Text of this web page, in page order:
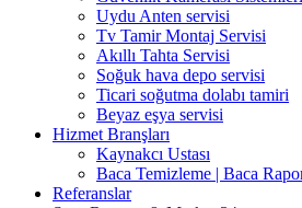
Uydu Anten servisi
Tv Tamir Montaj Servisi
Akıllı Tahta Servisi
Soğuk hava depo servisi
Ticari soğutma dolabı tamiri
Beyaz eşya servisi
Hizmet Branşları
Kaynakcı Ustası
Baca Temizleme | Baca
Referanslar